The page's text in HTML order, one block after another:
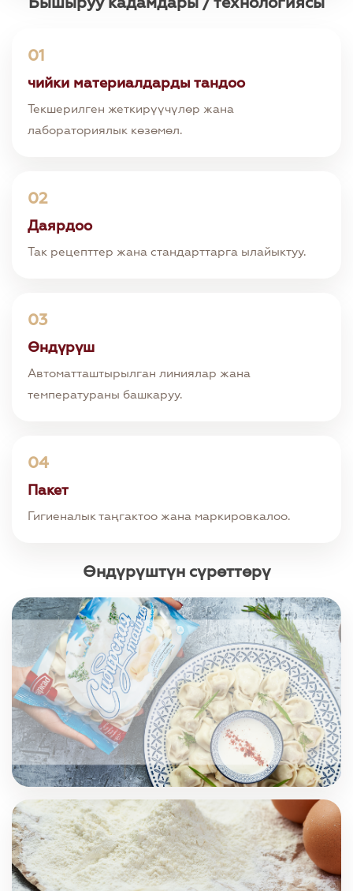
01
чийки материалдарды тандоо
Текшерилген жеткирүүчүлөр жана
лабораториялык көзөмөл.
02
Даярдоо
Так рецепттер жана стандарттарга ылайыктуу.
03
Өндүрүш
Автоматташтырылган линиялар жана
температураны башкаруу.
04
Пакет
Гигиеналык таңгактоо жана маркировкалоо.
Өндүрүштүн сүрөттөрү